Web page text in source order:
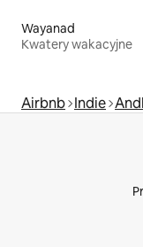
Wayanad
Kwatery wakacyjne
Airbnb Indie